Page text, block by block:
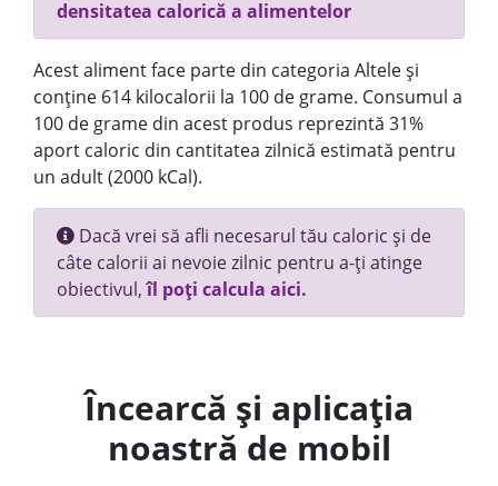
densitatea calorică a alimentelor
Acest aliment face parte din categoria Altele și
conține 614 kilocalorii la 100 de grame. Consumul a
100 de grame din acest produs reprezintă 31%
aport caloric din cantitatea zilnică estimată pentru
un adult (2000 kCal).
Dacă vrei să afli necesarul tău caloric și de
câte calorii ai nevoie zilnic pentru a-ți atinge
obiectivul,îl poți calcula aici.
Încearcă și aplicația
noastră de mobil